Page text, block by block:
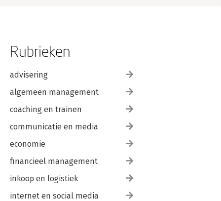
Rubrieken
advisering
algemeen management
coaching en trainen
communicatie en media
economie
financieel management
inkoop en logistiek
internet en social media